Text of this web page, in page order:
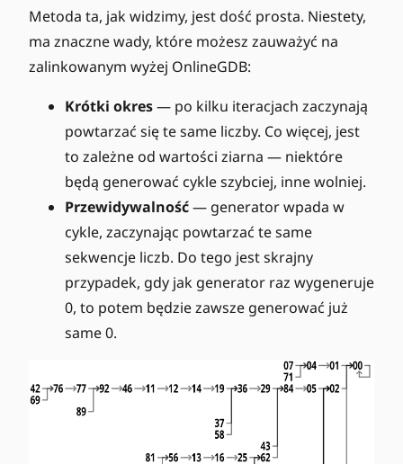
Metoda ta, jak widzimy, jest dość prosta. Niestety,
ma znaczne wady, które możesz zauważyć na
zalinkowanym wyżej OnlineGDB:
Krótki okres— po kilku iteracjach zaczynają
powtarzać się te same liczby. Co więcej, jest
to zależne od wartości ziarna — niektóre
będą generować cykle szybciej, inne wolniej.
Przewidywalność— generator wpada w
cykle, zaczynając powtarzać te same
sekwencje liczb. Do tego jest skrajny
przypadek, gdy jak generator raz wygeneruje
0, to potem będzie zawsze generować już
same 0.